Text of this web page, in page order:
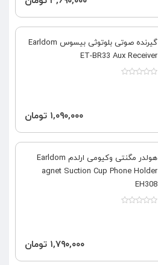
گیرنده صوتی بلوتوثی بیسوس Earldom
ET-BR33 Aux Receiver
۱,۰۹۰,۰۰۰ تومان
هولدر مگنتی وکیومی ارلدم Earldom
agnet Suction Cup Phone Holder
EH308
۱,۷۹۰,۰۰۰ تومان